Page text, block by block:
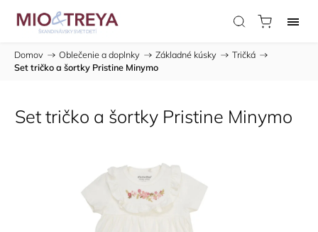
Domov / Oblečenie a doplnky / Základné kúsky / Tričká /
Set tričko a šortky Pristine Minymo
Set tričko a šortky Pristine Minymo